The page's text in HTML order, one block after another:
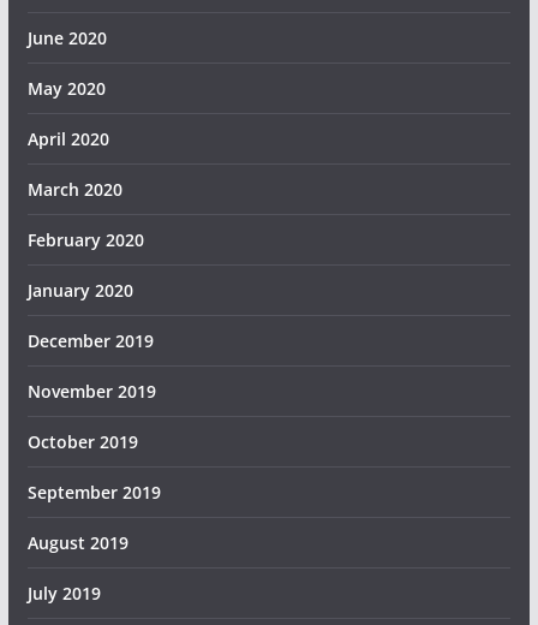
June 2020
May 2020
April 2020
March 2020
February 2020
January 2020
December 2019
November 2019
October 2019
September 2019
August 2019
July 2019